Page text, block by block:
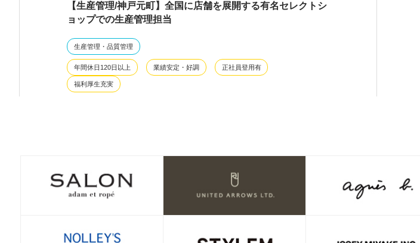
【生産管理/神戸元町】全国に店舗を展開する有名セレクトシ
ョップでの生産管理担当
生産管理・品質管理
年間休日120日以上 業績安定・好調 正社員登用有
福利厚生充実